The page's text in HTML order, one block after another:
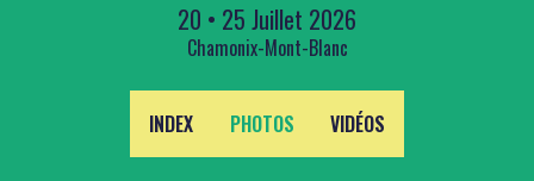
20 • 25 Juillet 2026
Chamonix-Mont-Blanc
INDEX PHOTOS VIDÉOS